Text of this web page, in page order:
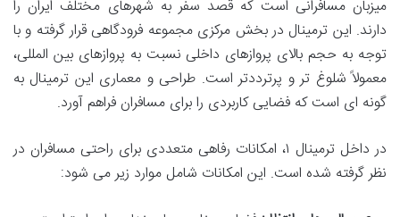
میزبان مسافرانی است که قصد سفر به شهرهای مختلف ایران را
دارند. این ترمینال در بخش مرکزی مجموعه فرودگاهی قرار گرفته و با
توجه به حجم بالای پروازهای داخلی نسبت به پروازهای بین المللی،
معمولاً شلوغ تر و پرترددتر است. طراحی و معماری این ترمینال به
گونه ای است که فضایی کاربردی را برای مسافران فراهم آورد.
در داخل ترمینال ۱، امکانات رفاهی متعددی برای راحتی مسافران در
نظر گرفته شده است. این امکانات شامل موارد زیر می شود: